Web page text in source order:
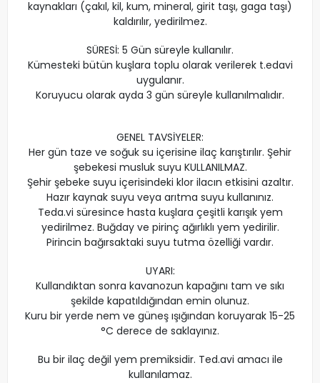
kaynakları (çakıl, kil, kum, mineral, girit taşı, gaga taşı)
kaldırılır, yedirilmez.
SÜRESİ: 5 Gün süreyle kullanılır.
Kümesteki bütün kuşlara toplu olarak verilerek t.edavi
uygulanır.
Koruyucu olarak ayda 3 gün süreyle kullanılmalıdır.
GENEL TAVSİYELER:
Her gün taze ve soğuk su içerisine ilaç karıştırılır. Şehir
şebekesi musluk suyu KULLANILMAZ.
Şehir şebeke suyu içerisindeki klor ilacın etkisini azaltır.
Hazır kaynak suyu veya arıtma suyu kullanınız.
Teda.vi süresince hasta kuşlara çeşitli karışık yem
yedirilmez. Buğday ve pirinç ağırlıklı yem yedirilir.
Pirincin bağırsaktaki suyu tutma özelliği vardır.
UYARI:
Kullandıktan sonra kavanozun kapağını tam ve sıkı
şekilde kapatıldığından emin olunuz.
Kuru bir yerde nem ve güneş ışığından koruyarak 15-25
°C derece de saklayınız.
Bu bir ilaç değil yem premiksidir. Ted.avi amacı ile
kullanılamaz.